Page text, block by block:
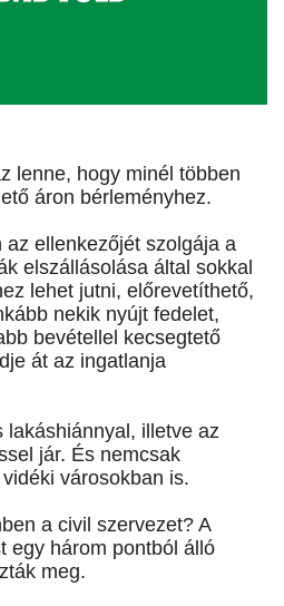
lenne, hogy minél többen
áron bérleményhez.
ellenkezőjét szolgája a
elszállásolása által sokkal
lehet jutni, előrevetíthető,
nekik nyújt fedelet,
bevétellel kecsegtető
át az ingatlanja
lakáshiánnyal, illetve az
jár. És nemcsak
városokban is.
a civil szervezet? A
egy három pontból álló
meg.